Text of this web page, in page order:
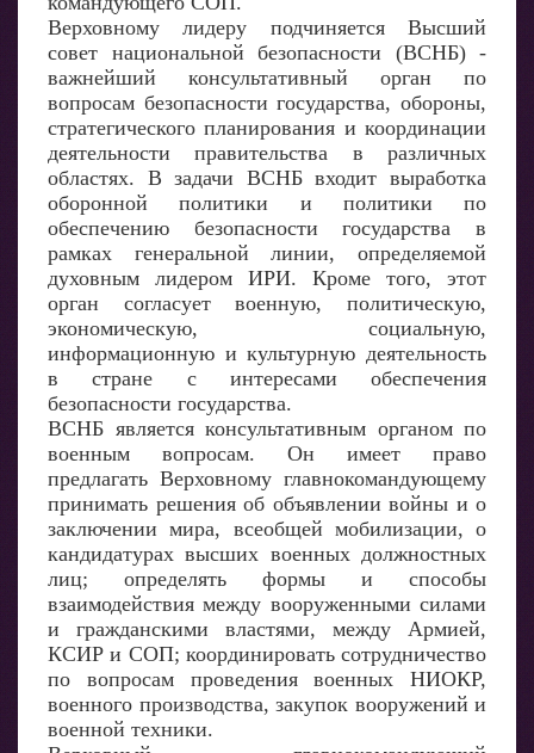
Верховному лидеру подчиняется Высший
совет национальной безопасности (ВСНБ) -
важнейший консультативный орган по
вопросам безопасности государства, обороны,
стратегического планирования и координации
деятельности правительства в различных
областях. В задачи ВСНБ входит выработка
оборонной политики и политики по
обеспечению безопасности государства в
рамках генеральной линии, определяемой
духовным лидером ИРИ. Кроме того, этот
орган согласует военную, политическую,
экономическую, социальную,
информационную и культурную деятельность
в стране с интересами обеспечения
безопасности государства.
ВСНБ является консультативным органом по
военным вопросам. Он имеет право
предлагать Верховному главнокомандующему
принимать решения об объявлении войны и о
заключении мира, всеобщей мобилизации, о
кандидатурах высших военных должностных
лиц; определять формы и способы
взаимодействия между вооруженными силами
и гражданскими властями, между Армией,
КСИР и СОП; координировать сотрудничество
по вопросам проведения военных НИОКР,
военного производства, закупок вооружений и
военной техники.